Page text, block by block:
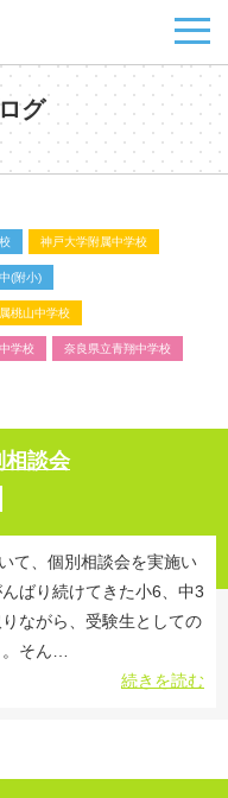
グ
神戸大学附属中学校
(附小)
桃山中学校
学校 奈良県立青翔中学校
相談会
て、個別相談会を実施い
ばり続けてきた小6、中3
ながら、受験生としての
そん…
続きを読む